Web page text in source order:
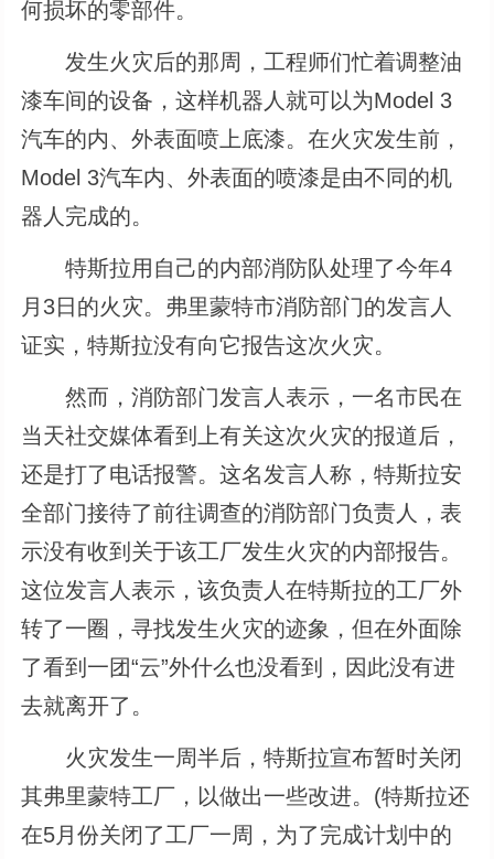
何损坏的零部件。
发生火灾后的那周，工程师们忙着调整油
漆车间的设备，这样机器人就可以为Model 3
汽车的内、外表面喷上底漆。在火灾发生前，
Model 3汽车内、外表面的喷漆是由不同的机
器人完成的。
特斯拉用自己的内部消防队处理了今年4
月3日的火灾。弗里蒙特市消防部门的发言人
证实，特斯拉没有向它报告这次火灾。
然而，消防部门发言人表示，一名市民在
当天社交媒体看到上有关这次火灾的报道后，
还是打了电话报警。这名发言人称，特斯拉安
全部门接待了前往调查的消防部门负责人，表
示没有收到关于该工厂发生火灾的内部报告。
这位发言人表示，该负责人在特斯拉的工厂外
转了一圈，寻找发生火灾的迹象，但在外面除
了看到一团“云”外什么也没看到，因此没有进
去就离开了。
火灾发生一周半后，特斯拉宣布暂时关闭
其弗里蒙特工厂，以做出一些改进。(特斯拉还
在5月份关闭了工厂一周，为了完成计划中的